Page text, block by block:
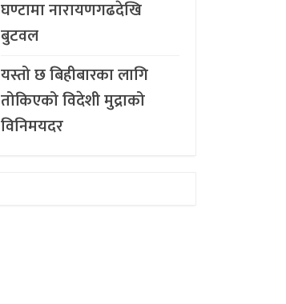
घण्टामा नारायणगढदेखि
बुटवल
यस्तो छ बिहीबारका लागि
तोकिएको विदेशी मुद्राको
विनिमयदर